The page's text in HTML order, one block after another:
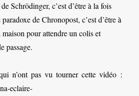
Schrödinger, c’est d’être à la fois
de Chronopost, c’est d’être à
maison pour attendre un colis et
passage.
n’ont pas vu tourner cette vidéo :
eclaire-